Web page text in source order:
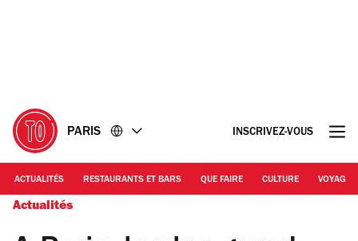
PARIS INSCRIVEZ-VOUS
ACTUALITÉS RESTAURANTS ET BARS QUE FAIRE CULTURE VOYAGE
Actualités